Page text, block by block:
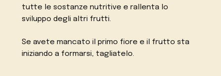
tutte le sostanze nutritive e rallenta lo
sviluppo degli altri frutti.
Se avete mancato il primo fiore e il frutto sta
iniziando a formarsi, tagliatelo.